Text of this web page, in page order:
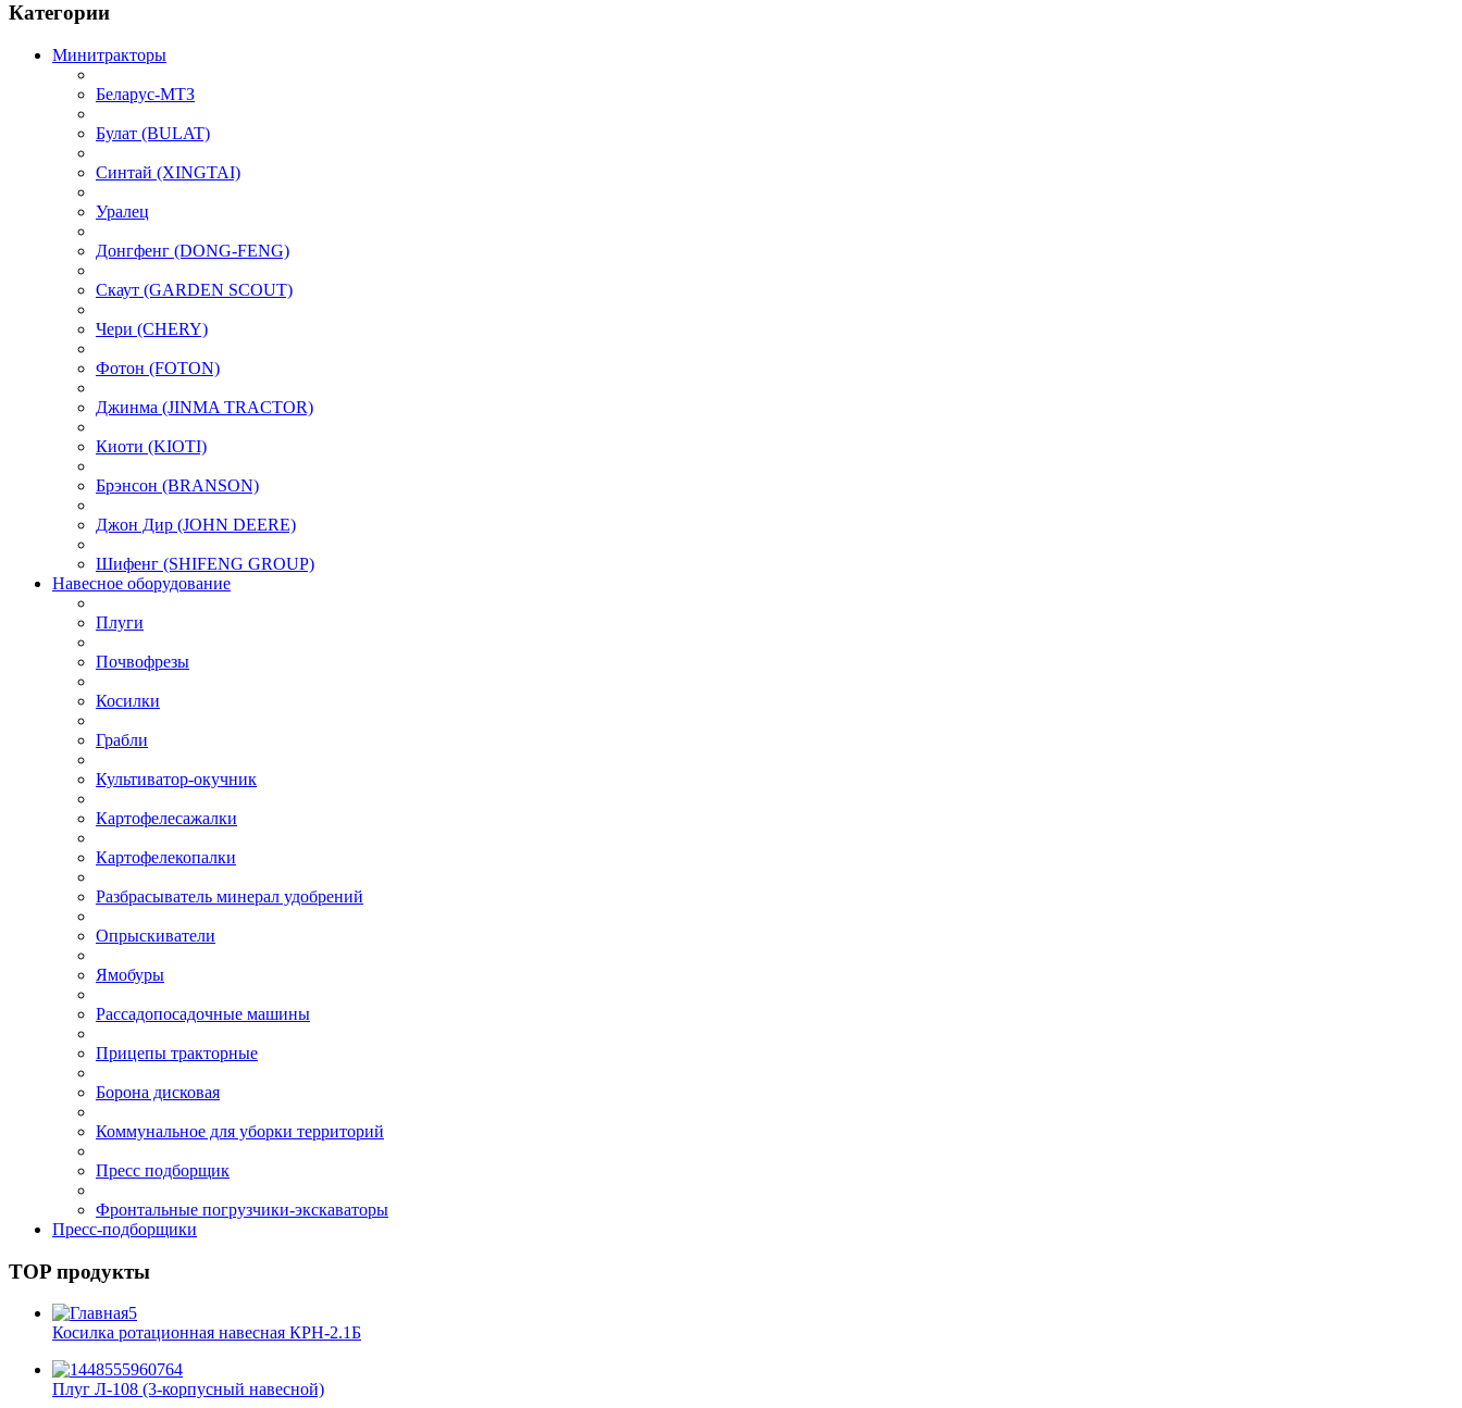
Категории
Минитракторы
Беларус-МТЗ
Булат (BULAT)
Синтай (XINGTAI)
Уралец
Донгфенг (DONG-FENG)
Скаут (GARDEN SCOUT)
Чери (CHERY)
Фотон (FOTON)
Джинма (JINMA TRACTOR)
Киоти (KIOTI)
Брэнсон (BRANSON)
Джон Дир (JOHN DEERE)
Шифенг (SHIFENG GROUP)
Навесное оборудование
Плуги
Почвофрезы
Косилки
Грабли
Культиватор-окучник
Картофелесажалки
Картофелекопалки
Разбрасыватель минерал удобрений
Опрыскиватели
Ямобуры
Рассадопосадочные машины
Прицепы тракторные
Борона дисковая
Коммунальное для уборки территорий
Пресс подборщик
Фронтальные погрузчики-экскаваторы
Пресс-подборщики
TOP продукты
Косилка ротационная навесная КРН-2.1Б
Плуг Л-108 (3-корпусный навесной)